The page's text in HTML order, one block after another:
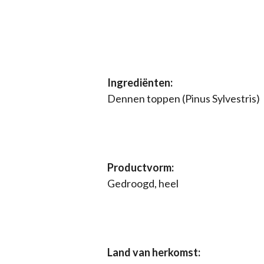
Ingrediënten:
Dennen toppen (Pinus Sylvestris)
Productvorm:
Gedroogd, heel
Land van herkomst: